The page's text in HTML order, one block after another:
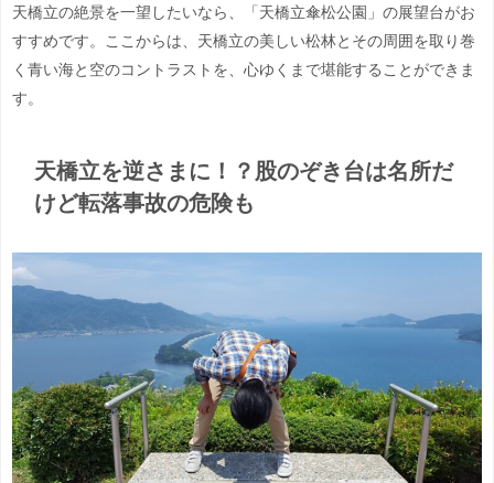
天橋立の絶景を一望したいなら、「天橋立傘松公園」の展望台がお
すすめです。ここからは、天橋立の美しい松林とその周囲を取り巻
く青い海と空のコントラストを、心ゆくまで堪能することができま
す。
天橋立を逆さまに！？股のぞき台は名所だ
けど転落事故の危険も